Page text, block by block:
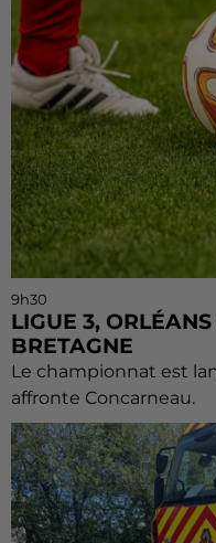
9h30
LIGUE 3,
BRETAGNE
Le championnat est
affronte Concarneau.